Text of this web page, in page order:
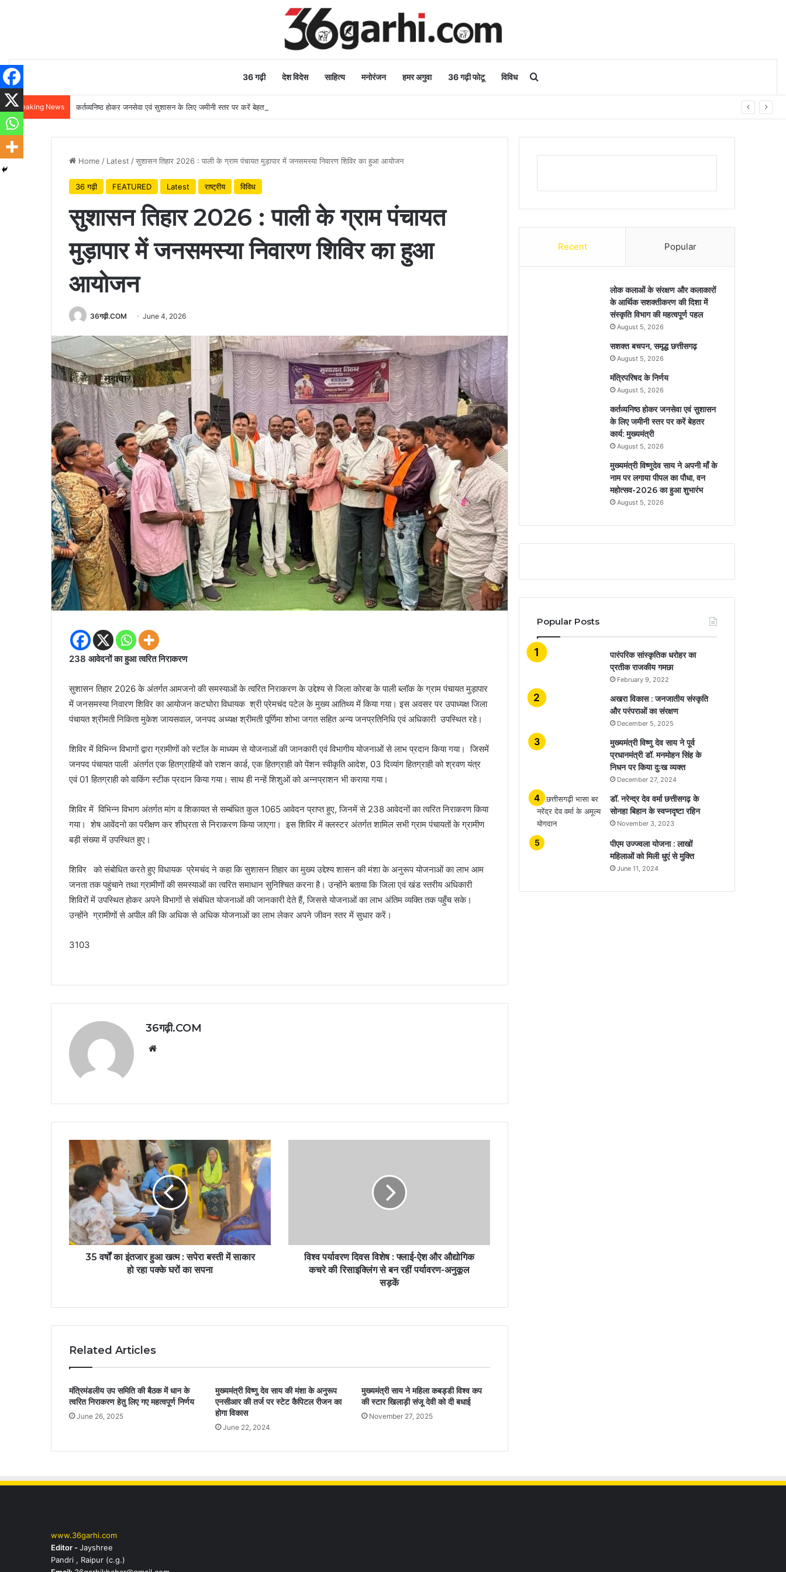
36 गढ़ी देश विदेस साहित्य मनोरंजन हमर अगुवा 36 गढ़ी फोटू विविध
Breaking News कर्तव्यनिष्ठ होकर जनसेवा एवं सुशासन के लिए जमीनी स्तर पर करें बेहतर कार्य: मुख्यमंत्री
Home / Latest /सुशासन तिहार 2026 : पाली के ग्राम पंचायत मुड़ापार में जनसमस्या निवारण शिविर का हुआ आयोजन
36 गढ़ी FEATURED Latest राष्ट्रीय विविध
सुशासन तिहार 2026 : पाली के ग्राम पंचायत
मुड़ापार में जनसमस्या निवारण शिविर का हुआ
आयोजन
36गढ़ी.COM June 4, 2026
238 आवेदनों का हुआ त्वरित निराकरण
सुशासन तिहार 2026 के अंतर्गत आमजनो की समस्याओं के त्वरित निराकरण के उद्देश्य से जिला कोरबा के पाली ब्लॉक के ग्राम पंचायत मुड़ापार
में जनसमस्या निवारण शिविर का आयोजन कटघोरा विधायक श्री प्रेमचंद पटेल के मुख्य आतिथ्य में किया गया। इस अवसर पर उपाध्यक्ष जिला
पंचायत श्रीमती निकिता मुकेश जायसवाल, जनपद अध्यक्ष श्रीमती पूर्णिमा शोभा जगत सहित अन्य जनप्रतिनिधि एवं अधिकारी उपस्थित रहे।
शिविर में विभिन्न विभागों द्वारा ग्रामीणों को स्टॉल के माध्यम से योजनाओं की जानकारी एवं विभागीय योजनाओं से लाभ प्रदान किया गया। जिसमें
जनपद पंचायत पाली अंतर्गत एक हितग्राहियों को राशन कार्ड, एक हितग्राही को पेंशन स्वीकृति आदेश, 03 दिव्यांग हितग्राही को श्रवण यंत्र
एवं 01 हितग्राही को वाकिंग स्टीक प्रदान किया गया। साथ ही नन्हें शिशुओं को अन्नप्राशन भी कराया गया।
शिविर में विभिन्न विभाग अंतर्गत मांग व शिकायत से सम्बंधित कुल 1065 आवेदन प्राप्त हुए, जिनमें से 238 आवेदनों का त्वरित निराकरण किया
गया। शेष आवेंदनो का परीक्षण कर शीघ्रता से निराकरण किया जाएगा। इस शिविर में क्लस्टर अंतर्गत शामिल सभी ग्राम पंचायतों के ग्रामीण
बड़ी संख्या में उपस्थित हुए।
शिविर को संबोधित करते हुए विधायक प्रेमचंद ने कहा कि सुशासन तिहार का मुख्य उद्देश्य शासन की मंशा के अनुरूप योजनाओं का लाभ आम
जनता तक पहुंचाने तथा ग्रामीणों की समस्याओं का त्वरित समाधान सुनिश्चित करना है। उन्होंने बताया कि जिला एवं खंड स्तरीय अधिकारी
शिविरों में उपस्थित होकर अपने विभागों से संबंधित योजनाओं की जानकारी देते हैं, जिससे योजनाओं का लाभ अंतिम व्यक्ति तक पहुँच सके।
उन्होंने ग्रामीणों से अपील की कि अधिक से अधिक योजनाओं का लाभ लेकर अपने जीवन स्तर में सुधार करें।
3103
36गढ़ी.COM
35 वर्षों का इंतजार हुआ खत्म : सपेरा बस्ती में साकार
हो रहा पक्के घरों का सपना
विश्व पर्यावरण दिवस विशेष : फ्लाई-ऐश और औद्योगिक
कचरे की रिसाइक्लिंग से बन रहीं पर्यावरण-अनुकूल
सड़कें
Related Articles
मंत्रिमंडलीय उप समिति की बैठक में धान के
त्वरित निराकरण हेतु लिए गए महत्वपूर्ण निर्णय
June 26, 2025
मुख्यमंत्री विष्णु देव साय की मंशा के अनुरूप
एनसीआर की तर्ज पर स्टेट कैपिटल रीजन का
होगा विकास
June 22, 2024
मुख्यमंत्री साय ने महिला कबड्डी विश्व कप
की स्टार खिलाड़ी संजू देवी को दी बधाई
November 27, 2025
Recent Popular
लोक कलाओं के संरक्षण और कलाकारों
के आर्थिक सशक्तीकरण की दिशा में
संस्कृति विभाग की महत्वपूर्ण पहल
August 5, 2026
सशक्त बचपन, समृद्ध छत्तीसगढ़
August 5, 2026
मंत्रिपरिषद के निर्णय
August 5, 2026
कर्तव्यनिष्ठ होकर जनसेवा एवं सुशासन
के लिए जमीनी स्तर पर करें बेहतर
कार्य: मुख्यमंत्री
August 5, 2026
मुख्यमंत्री विष्णुदेव साय ने अपनी माँ के
नाम पर लगाया पीपल का पौधा, वन
महोत्सव-2026 का हुआ शुभारंभ
August 5, 2026
Popular Posts
​​​​​​​पारंपरिक सांस्कृतिक धरोहर का
प्रतीक राजकीय गमछा
February 9, 2022
अखरा विकास : जनजातीय संस्कृति
और परंपराओं का संरक्षण
December 5, 2025
मुख्यमंत्री विष्णु देव साय ने पूर्व
प्रधानमंत्री डॉ. मनमोहन सिंह के
निधन पर किया दुःख व्यक्त
December 27, 2024
डॉ. नरेन्द्र देव वर्मा छत्तीसगढ़ के
सोनहा बिहान के स्वप्नदृष्टा रहिन
November 3, 2023
पीएम उज्ज्वला योजना : लाखों
महिलाओं को मिली धुएं से मुक्ति
June 11, 2024
www.36garhi.com
Editor -Jayshree
Pandri , Raipur (c.g.)